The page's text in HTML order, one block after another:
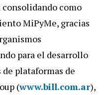
como
MiPyMe, gracias
para el desarrollo
plataformas de
(www.bill.com.ar),